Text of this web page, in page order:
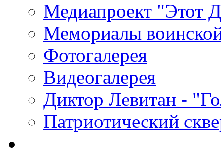
Медиапроект "Этот
Мемориалы
Фотогалерея
Видеогалерея
Диктор Левитан -
Патриотический